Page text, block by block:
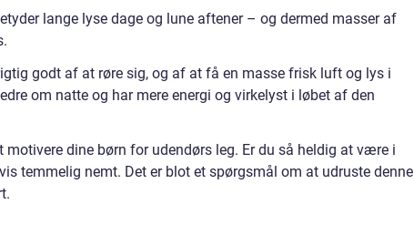
lange lyse dage og lune aftener – og dermed masser af
godt af at røre sig, og af at få en masse frisk luft og lys i
om natte og har mere energi og virkelyst i løbet af den
dine børn for udendørs leg. Er du så heldig at være i
temmelig nemt. Det er blot et spørgsmål om at udruste denne